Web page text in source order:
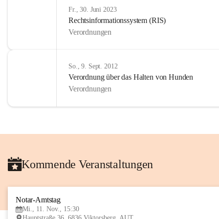
Fr., 30. Juni 2023
Rechtsinformationssystem (RIS)
Verordnungen
So., 9. Sept. 2012
Verordnung über das Halten von Hunden
Verordnungen
Kommende Veranstaltungen
Notar-Amtstag
Mi., 11. Nov., 15:30